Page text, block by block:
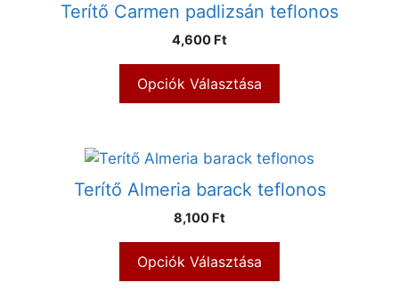
Terítő Carmen padlizsán teflonos
4,600 Ft
Opciók Választása
Terítő Almeria barack teflonos
8,100 Ft
Opciók Választása